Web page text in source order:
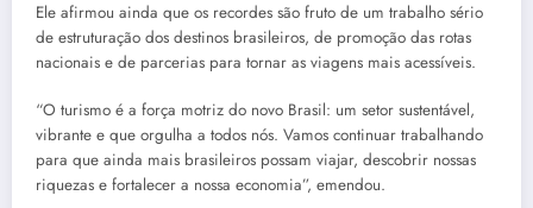
Ele afirmou ainda que os recordes são fruto de um trabalho sério
de estruturação dos destinos brasileiros, de promoção das rotas
nacionais e de parcerias para tornar as viagens mais acessíveis.
“O turismo é a força motriz do novo Brasil: um setor sustentável,
vibrante e que orgulha a todos nós. Vamos continuar trabalhando
para que ainda mais brasileiros possam viajar, descobrir nossas
riquezas e fortalecer a nossa economia”, emendou.